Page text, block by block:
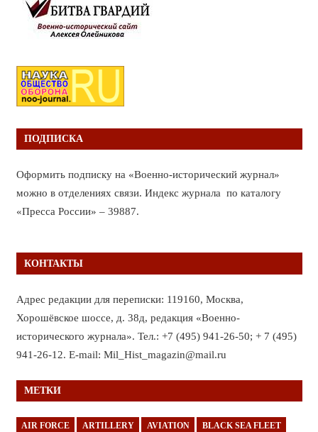
ПОДПИСКА
Оформить подписку на «Военно-исторический журнал»
можно в отделениях связи. Индекс журнала по каталогу
«Пресса России» – 39887.
КОНТАКТЫ
Адрес редакции для переписки: 119160, Москва,
Хорошёвское шоссе, д. 38д, редакция «Военно-
исторического журнала». Тел.: +7 (495) 941-26-50; + 7 (495)
941-26-12. E-mail: Mil_Hist_magazin@mail.ru
МЕТКИ
AIR FORCE ARTILLERY AVIATION BLACK SEA FLEET